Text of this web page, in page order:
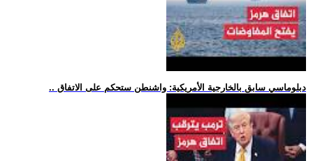
.. دبلوماسي سابق بالخارجية الأمريكية: واشنطن ستحكم على الاتفاق